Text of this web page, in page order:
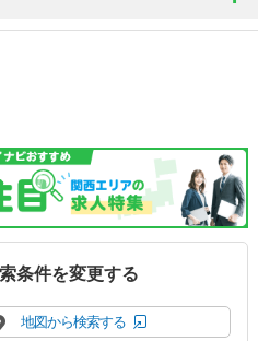
条件を変更する
地図から検索する